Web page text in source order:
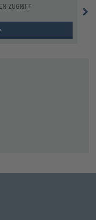
ZUGRIFF